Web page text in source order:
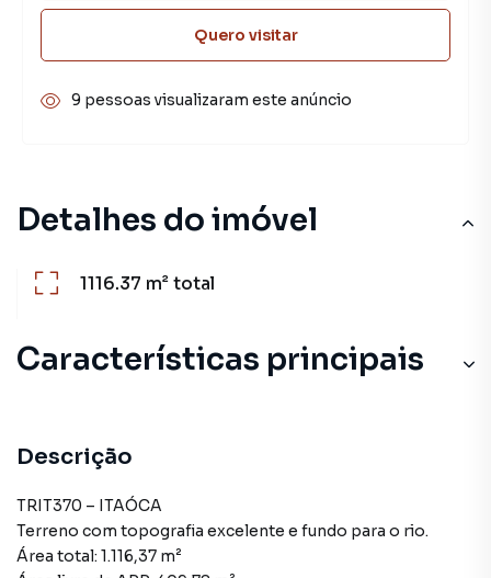
Detalhes do imóvel
1116.37 m²total
Características principais
Descrição
TRIT370 – ITAÓCA
Terreno com topografia excelente e fundo para o rio.
Área total: 1.116,37 m²
Quero visitar
9 pessoas visualizaram este anúncio